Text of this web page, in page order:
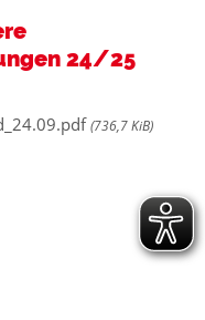
24/25
(736,7 KiB)